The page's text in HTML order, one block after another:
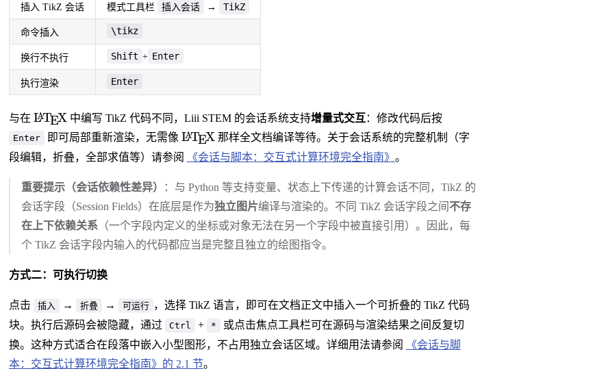
插入 TikZ 会话 模式工具栏 插入会话 → TikZ
命令插入 \tikz
换行不执行 Shift + Enter
执行渲染 Enter
与在 \LaTeX
LATEX 中编写 TikZ 代码不同，Liii STEM 的会话系统支持增量式交互 ：修改代码后按
Enter 即可局部重新渲染，无需像 \LaTeX
LATEX 那样全文档编译等待。关于会话系统的完整机制（字
段编辑，折叠，全部求值等）请参阅
《会话与脚本：交互式计算环境完全指南》 。
重要提示（会话依赖性差异）
：与 Python 等支持变量、状态上下传递的计算会话不同，TikZ 的
会话字段（Session Fields）在底层是作为独立图片编译与渲染的。不同 TikZ 会话字段之间 不存
在上下依赖关系 （一个字段内定义的坐标或对象无法在另一个字段中被直接引用）。因此，每
个 TikZ 会话字段内输入的代码都应当是完整且独立的绘图指令。
方式二：可执行切换
点击 插入 → 折叠 → 可运行 ，选择 TikZ 语言，即可在文档正文中插入一个可折叠的 TikZ 代码
块。执行后源码会被隐藏，通过
Ctrl + *
或点击焦点工具栏可在源码与渲染结果之间反复切
换。这种方式适合在段落中嵌入小型图形，不占用独立会话区域。详细用法请参阅
《会话与脚
本：交互式计算环境完全指南》的 2.1 节。